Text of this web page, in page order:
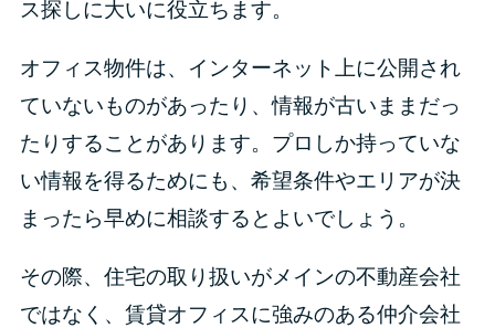
ス探しに大いに役立ちます。
オフィス物件は、インターネット上に公開され
ていないものがあったり、情報が古いままだっ
たりすることがあります。プロしか持っていな
い情報を得るためにも、希望条件やエリアが決
まったら早めに相談するとよいでしょう。
その際、住宅の取り扱いがメインの不動産会社
ではなく、賃貸オフィスに強みのある仲介会社